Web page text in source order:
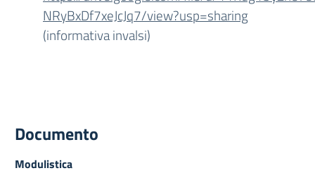
NRyBxDf7xeJcJq7/view?usp=sharing
(informativa invalsi)
Documento
Modulistica